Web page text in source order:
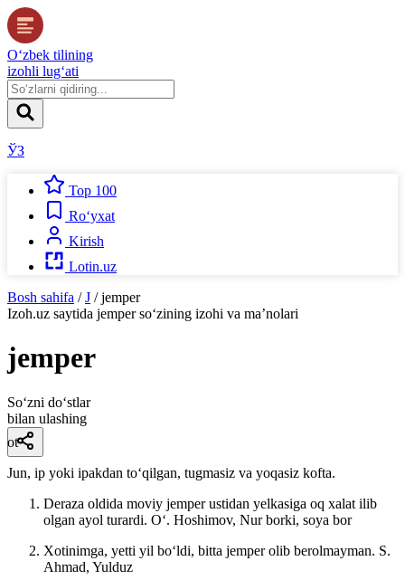
O‘zbek tilining
izohli lug‘ati
ЎЗ
Top 100
Ro‘yxat
Kirish
Lotin.uz
Bosh sahifa / J / jemper
Izoh.uz saytida jemperso‘zining izohi va ma’nolari
jemper
So‘zni do‘stlar
bilan ulashing
ot
Jun, ip yoki ipakdan toʻqilgan, tugmasiz va yoqasiz kofta.
Deraza oldida moviy jemper ustidan yelkasiga oq xalat ilib
olgan ayol turardi. Oʻ. Hoshimov, Nur borki, soya bor
Xotinimga, yetti yil boʻldi, bitta jemper olib berolmayman. S.
Ahmad, Yulduz